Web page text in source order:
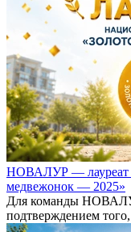
НОВАЛУР — лауреат
медвежонок — 2025»
Для команды
подтверждением